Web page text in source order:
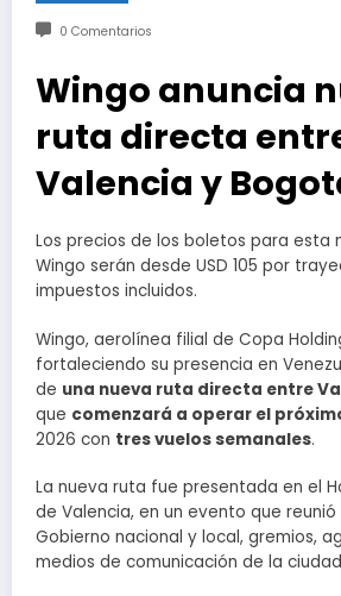
0 Comentarios
Wingo anuncia
ruta directa
Valencia y
Los precios de los boletos para esta
Wingo serán desde USD 105 por
impuestos incluidos.
Wingo, aerolínea filial de Copa
fortaleciendo su presencia en
de una nueva ruta directa entre
que comenzará a operar el
2026 con tres vuelos semanales.
La nueva ruta fue presentada en el
de Valencia, en un evento que
Gobierno nacional y local, gremios,
medios de comunicación de la